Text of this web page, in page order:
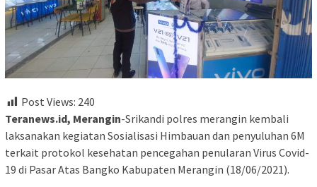
Post Views: 240
Teranews.id, Merangin-Srikandi polres merangin kembali
laksanakan kegiatan Sosialisasi Himbauan dan penyuluhan 6M
terkait protokol kesehatan pencegahan penularan Virus Covid-
19 di Pasar Atas Bangko Kabupaten Merangin (18/06/2021).